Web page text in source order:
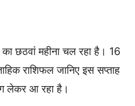
छठवां महीना चल रहा है। 16
राशिफल जानिए इस सप्ताह
लेकर आ रहा है।